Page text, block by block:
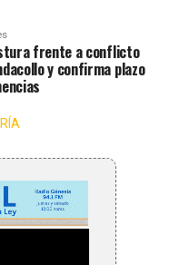
frente a conflicto
y confirma plazo